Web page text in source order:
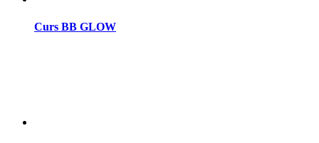
Curs BB GLOW